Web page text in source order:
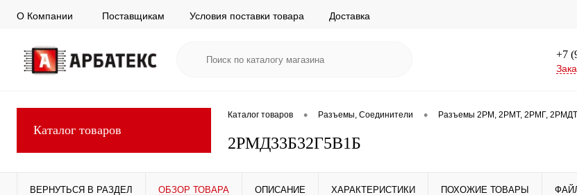
О Компании Поставщикам Условия поставки товара Доставка
+7
Каталог товаров
Каталог товаров • Разъемы, Соединители • Разъемы 2РМ, 2РМТ, 2РМГ,
2РМД33Б32Г5В1Б
ВЕРНУТЬСЯ В РАЗДЕЛ ОБЗОР ТОВАРА ОПИСАНИЕ ХАРАКТЕРИСТИКИ ПОХОЖИЕ ТОВАРЫ